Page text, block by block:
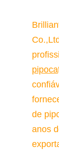
pipoca
de
anos